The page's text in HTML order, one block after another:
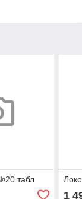
табл
1